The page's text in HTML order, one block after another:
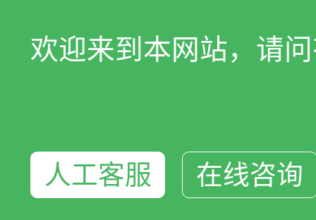
欢迎来到本网站，请
人工客服 在线咨询